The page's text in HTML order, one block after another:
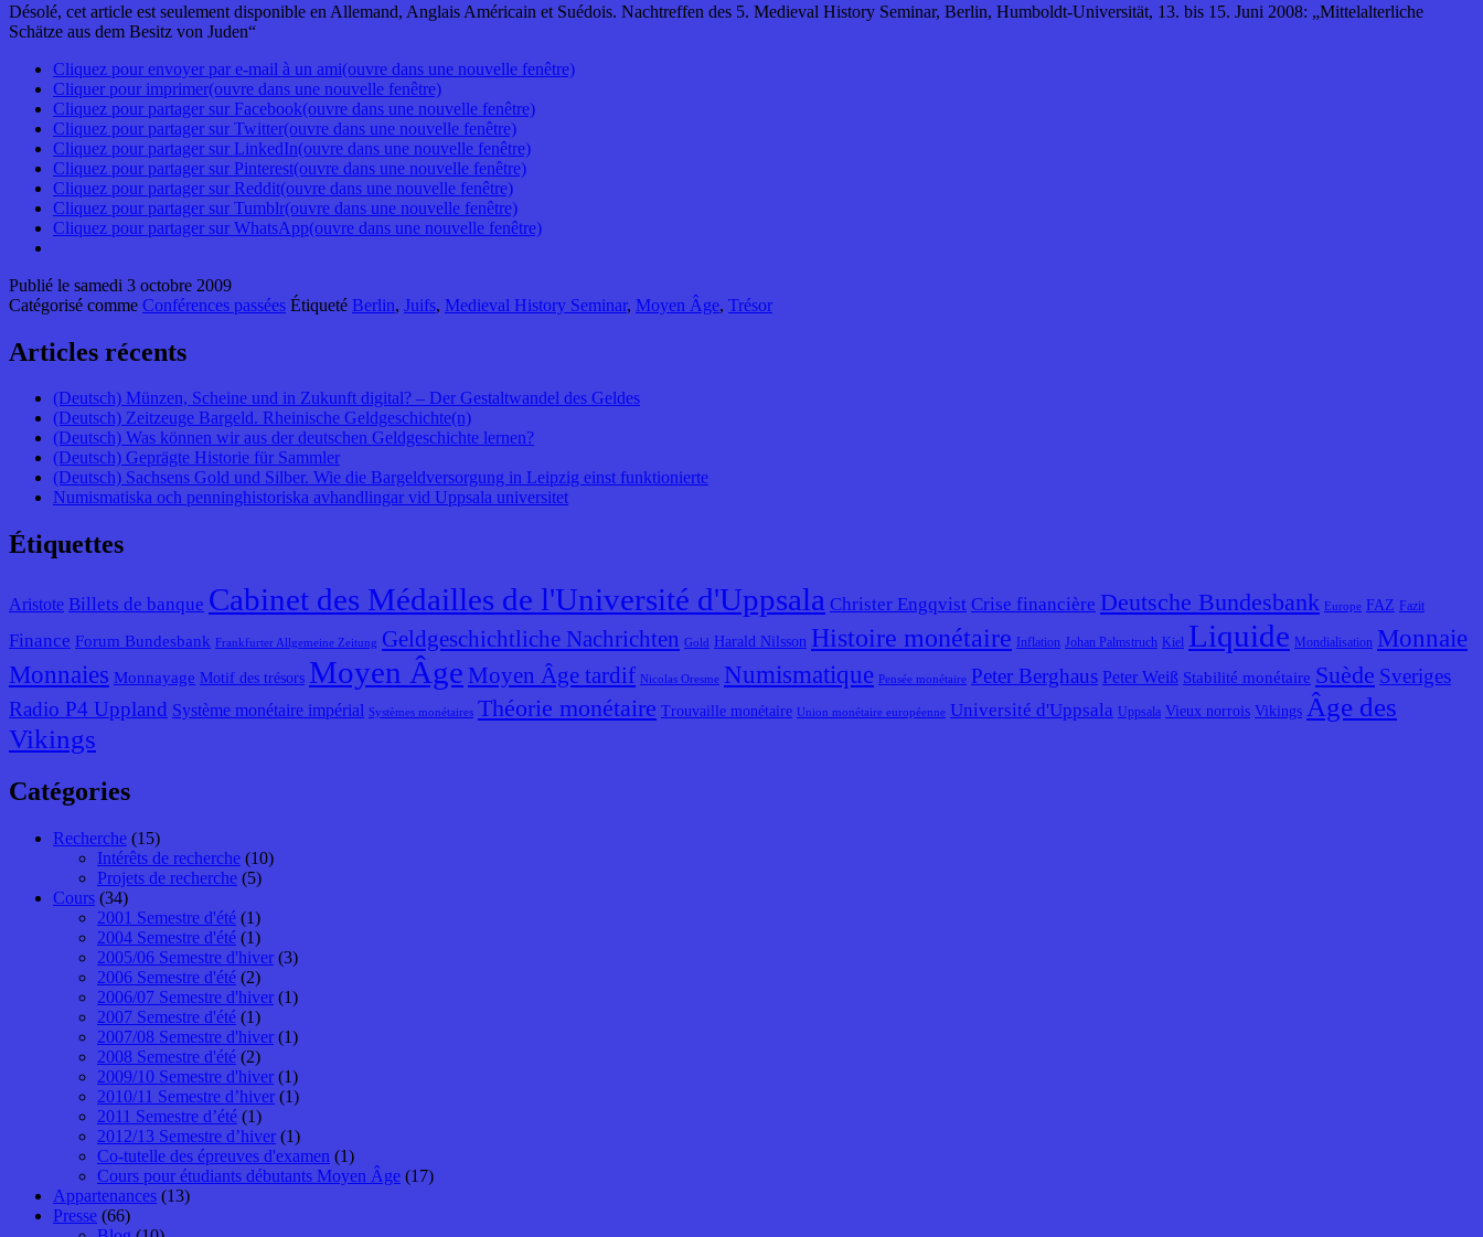
Désolé, cet article est seulement disponible en Allemand, Anglais Américain et Suédois. Nachtreffen des 5. Medieval History Seminar, Berlin, Humboldt-Universität, 13. bis 15. Juni 2008: „Mittelalterliche
Schätze aus dem Besitz von Juden“
Cliquez pour envoyer par e-mail à un ami(ouvre dans une nouvelle fenêtre)
Cliquer pour imprimer(ouvre dans une nouvelle fenêtre)
Cliquez pour partager sur Facebook(ouvre dans une nouvelle fenêtre)
Cliquez pour partager sur Twitter(ouvre dans une nouvelle fenêtre)
Cliquez pour partager sur LinkedIn(ouvre dans une nouvelle fenêtre)
Cliquez pour partager sur Pinterest(ouvre dans une nouvelle fenêtre)
Cliquez pour partager sur Reddit(ouvre dans une nouvelle fenêtre)
Cliquez pour partager sur Tumblr(ouvre dans une nouvelle fenêtre)
Cliquez pour partager sur WhatsApp(ouvre dans une nouvelle fenêtre)
Publié le samedi 3 octobre 2009
Catégorisé comme Conférences passées Étiqueté Berlin, Juifs, Medieval History Seminar, Moyen Âge, Trésor
Articles récents
(Deutsch) Münzen, Scheine und in Zukunft digital? – Der Gestaltwandel des Geldes
(Deutsch) Zeitzeuge Bargeld. Rheinische Geldgeschichte(n)
(Deutsch) Was können wir aus der deutschen Geldgeschichte lernen?
(Deutsch) Geprägte Historie für Sammler
(Deutsch) Sachsens Gold und Silber. Wie die Bargeldversorgung in Leipzig einst funktionierte
Numismatiska och penninghistoriska avhandlingar vid Uppsala universitet
Étiquettes
Aristote Billets de banque Cabinet des Médailles de l'Université d'Uppsala Christer Engqvist Crise financière Deutsche Bundesbank Europe FAZ Fazit
Finance Forum Bundesbank Frankfurter Allgemeine Zeitung Geldgeschichtliche Nachrichten Gold Harald Nilsson Histoire monétaire Inflation Johan Palmstruch Kiel Liquide Mondialisation Monnaie
Monnaies Monnayage Motif des trésors Moyen Âge Moyen Âge tardif Nicolas Oresme Numismatique Pensée monétaire Peter Berghaus Peter Weiß Stabilité monétaire Suède Sveriges
Radio P4 Uppland Système monétaire impérial Systèmes monétaires Théorie monétaire Trouvaille monétaire Union monétaire européenne Université d'Uppsala Uppsala Vieux norrois Vikings Âge des
Vikings
Catégories
Recherche (15)
Intérêts de recherche (10)
Projets de recherche (5)
Cours (34)
2001 Semestre d'été (1)
2004 Semestre d'été (1)
2005/06 Semestre d'hiver (3)
2006 Semestre d'été (2)
2006/07 Semestre d'hiver (1)
2007 Semestre d'été (1)
2007/08 Semestre d'hiver (1)
2008 Semestre d'été (2)
2009/10 Semestre d'hiver (1)
2010/11 Semestre d’hiver (1)
2011 Semestre d’été (1)
2012/13 Semestre d’hiver (1)
Co-tutelle des épreuves d'examen (1)
Cours pour étudiants débutants Moyen Âge (17)
Appartenances (13)
Presse (66)